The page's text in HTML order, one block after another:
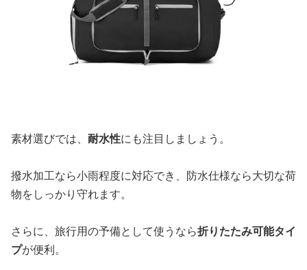
素材選びでは、 耐水性にも注目しましょう。
撥水加工なら小雨程度に対応でき、防水仕様なら大切な荷
物をしっかり守れます。
さらに、旅行用の予備として使うなら折りたたみ可能タイ
プが便利。